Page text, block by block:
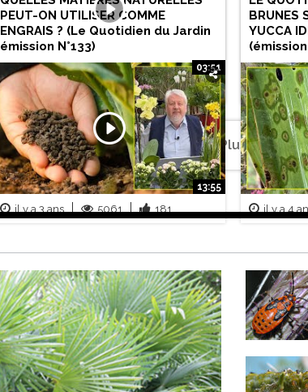
03:51
il y a 10 mois 7474 252 il y a 2
PEUT-ON UTILISER COMME
ENGRAIS ? (Le Quotidien du Jardin
émission N°133)
13:55
il y a 3 ans 5061 181
BRUNES
YUCCA
(émission
il y a 4
Plus